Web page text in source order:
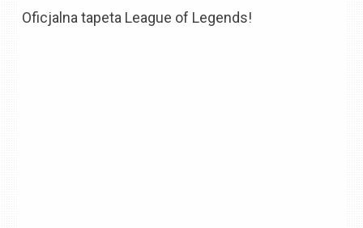
Oficjalna tapeta League of Legends!